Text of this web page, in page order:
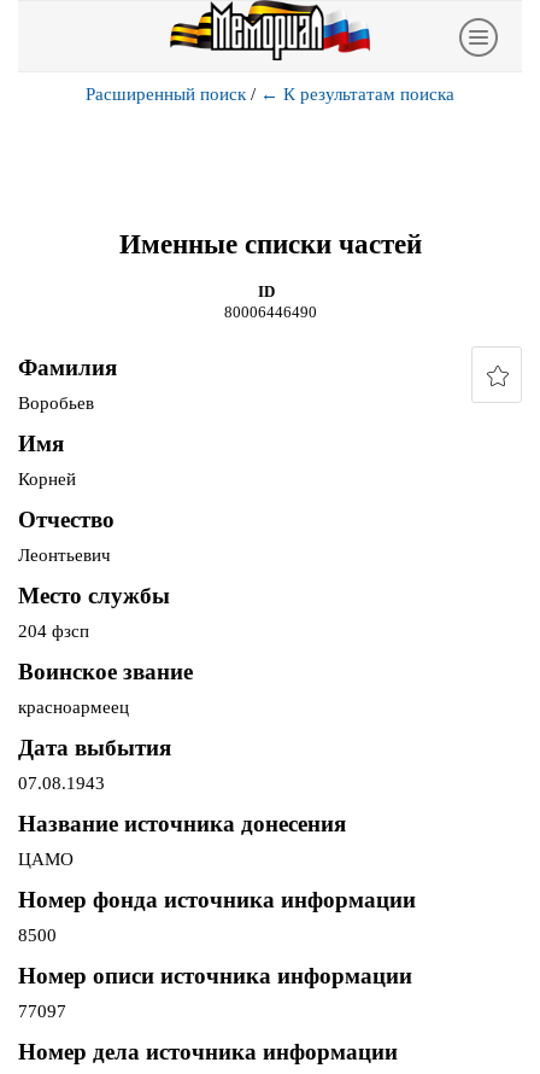
Расширенный поиск / ← К результатам поиска
Именные списки частей
ID
80006446490
Фамилия
Воробьев
Имя
Корней
Отчество
Леонтьевич
Место службы
204 фзсп
Воинское звание
красноармеец
Дата выбытия
07.08.1943
Название источника донесения
ЦАМО
Номер фонда источника информации
8500
Номер описи источника информации
77097
Номер дела источника информации